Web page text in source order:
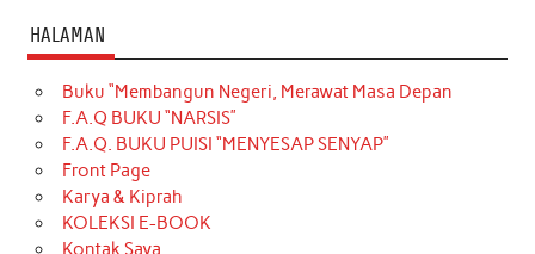
HALAMAN
Buku “Membangun Negeri, Merawat Masa Depan
F.A.Q BUKU “NARSIS”
F.A.Q. BUKU PUISI “MENYESAP SENYAP”
Front Page
Karya & Kiprah
KOLEKSI E-BOOK
Kontak Saya